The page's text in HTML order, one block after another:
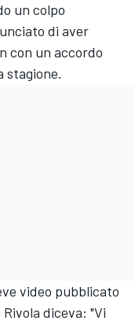
un colpo
di aver
con un accordo
stagione.
video pubblicato
diceva: "Vi